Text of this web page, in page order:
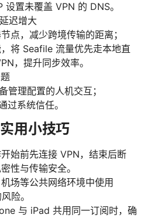
置未覆盖 VPN 的 DNS。
迟增大
点，减少跨境传输的距离；
将 Seafile 流量优先走本地直
，提升同步效率。
管理配置的人机交互；
过系统信任。
用小技巧
始前先连接 VPN，结束后断
性与传输安全。
场等公共网络环境中使用
险。
与 iPad 共用同一订阅时，确